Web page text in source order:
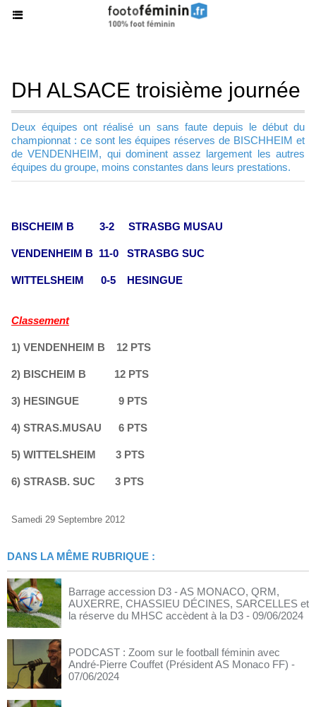
DH ALSACE troisième journée
Deux équipes ont réalisé un sans faute depuis le début du
championnat : ce sont les équipes réserves de BISCHHEIM et
de VENDENHEIM, qui dominent assez largement les autres
équipes du groupe, moins constantes dans leurs prestations.
BISCHEIM B 3-2 STRASBG MUSAU
VENDENHEIM B 11-0 STRASBG SUC
WITTELSHEIM 0-5 HESINGUE
Classement
1) VENDENHEIM B 12 PTS
2) BISCHEIM B 12 PTS
3) HESINGUE 9 PTS
4) STRAS.MUSAU 6 PTS
5) WITTELSHEIM 3 PTS
6) STRASB. SUC 3 PTS
Samedi 29 Septembre 2012
DANS LA MÊME RUBRIQUE :
Barrage accession D3 - AS MONACO, QRM,
AUXERRE, CHASSIEU DÉCINES, SARCELLES et
la réserve du MHSC accèdent à la D3 - 09/06/2024
PODCAST : Zoom sur le football féminin avec
André-Pierre Couffet (Président AS Monaco FF) -
07/06/2024